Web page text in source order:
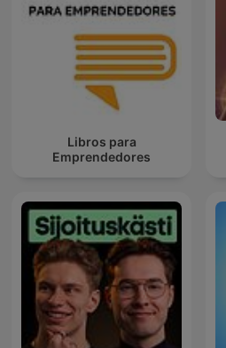
Libros para
Emprendedores